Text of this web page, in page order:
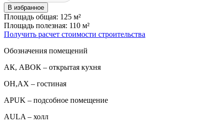
В избранное
Площадь общая: 125 м²
Площадь полезная: 110 м²
Получить расчет стоимости строительства
Обозначения помещений
АК, АВОК – открытая кухня
ОН,AX – гостиная
APUK – подсобное помещение
AULA – холл